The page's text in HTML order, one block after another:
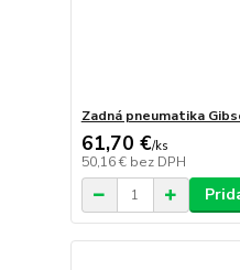
Zadná pneumatika
61,70 €/ks
50,16 € bez DPH